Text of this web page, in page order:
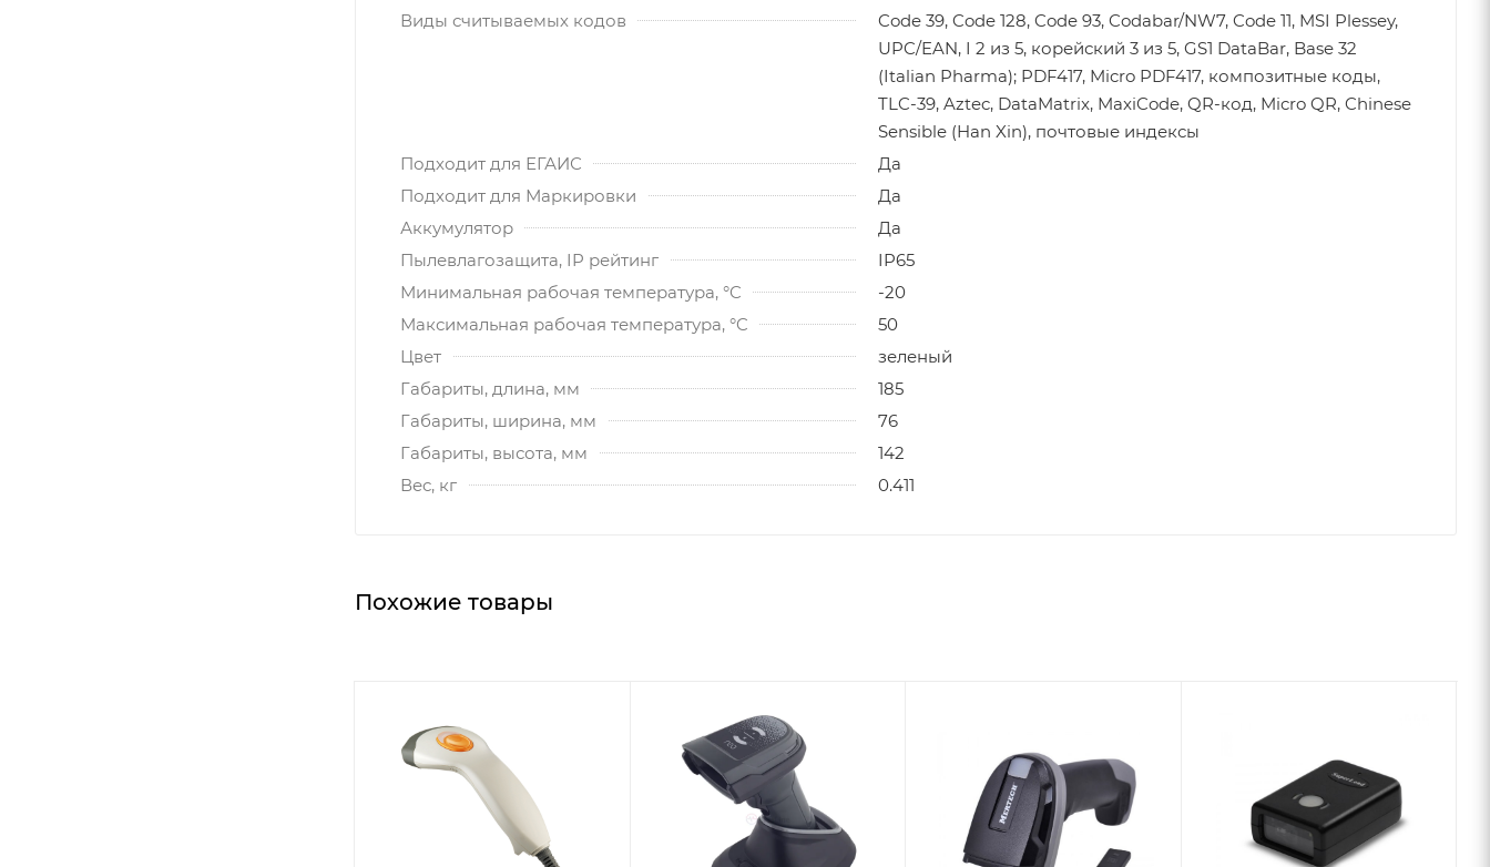
Виды считываемых кодов
Code 39, Code 128, Code 93, Codabar/NW7, Code 11, MSI Plessey,
UPC/EAN, I 2 из 5, корейский 3 из 5, GS1 DataBar, Base 32
(Italian Pharma); PDF417, Micro PDF417, композитные коды,
TLC-39, Aztec, DataMatrix, MaxiCode, QR-код, Micro QR, Chinese
Sensible (Han Xin), почтовые индексы
Подходит для ЕГАИС
Да
Подходит для Маркировки
Да
Аккумулятор
Да
Пылевлагозащита, IP рейтинг
IP65
Минимальная рабочая температура, °C
-20
Максимальная рабочая температура, °C
50
Цвет
зеленый
Габариты, длина, мм
185
Габариты, ширина, мм
76
Габариты, высота, мм
142
Вес, кг
0.411
Похожие товары